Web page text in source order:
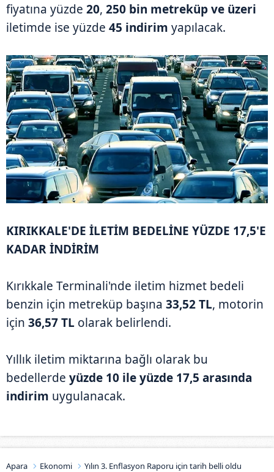
fiyatına yüzde 20, 250 bin metreküp ve üzeri
iletimde ise yüzde 45 indirim yapılacak.
KIRIKKALE'DE İLETİM BEDELİNE YÜZDE 17,5'E
KADAR İNDİRİM
Kırıkkale Terminali'nde iletim hizmet bedeli
benzin için metreküp başına 33,52 TL, motorin
için 36,57 TL olarak belirlendi.
Yıllık iletim miktarına bağlı olarak bu
bedellerde yüzde 10 ile yüzde 17,5 arasında
indirim uygulanacak.
Apara Ekonomi Yılın 3. Enflasyon Raporu için tarih belli oldu